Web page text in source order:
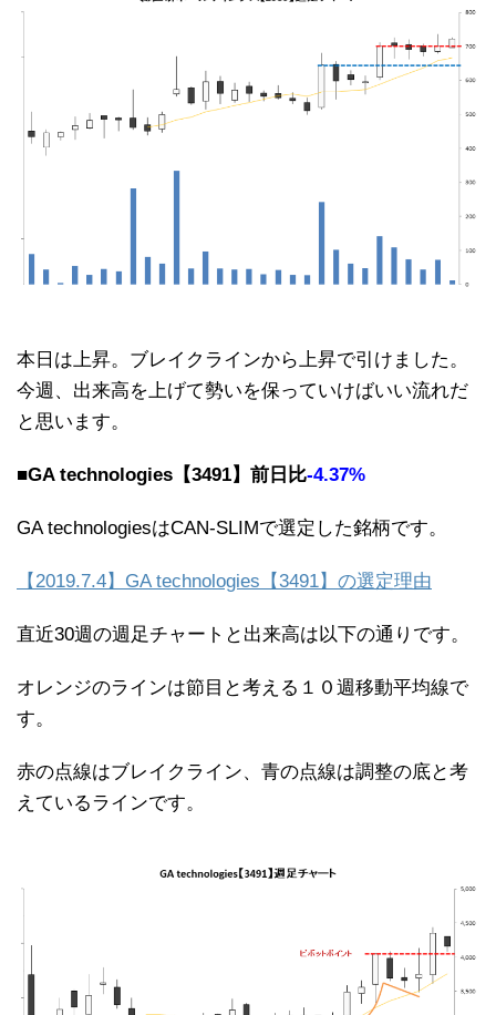
本日は上昇。ブレイクラインから上昇で引けました。
今週、出来高を上げて勢いを保っていけばいい流れだ
と思います。
■GA technologies【3491】前日比-4.37%
GA technologiesはCAN-SLIMで選定した銘柄です。
【2019.7.4】GA technologies【3491】の選定理由
直近30週の週足チャートと出来高は以下の通りです。
オレンジのラインは節目と考える１０週移動平均線で
す。
赤の点線はブレイクライン、青の点線は調整の底と考
えているラインです。